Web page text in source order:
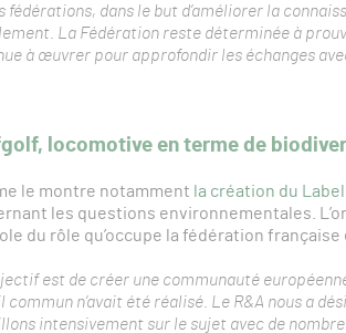
fédérations, dans le but d’améliorer la
La Fédération reste déterminée à
à œuvrer pour approfondir les échanges
locomotive en terme de
le montre notamment la création du
les questions environnementales.
du rôle qu’occupe la fédération
est de créer une communauté
commun n’avait été réalisé. Le R&A nous a
intensivement sur le sujet avec de